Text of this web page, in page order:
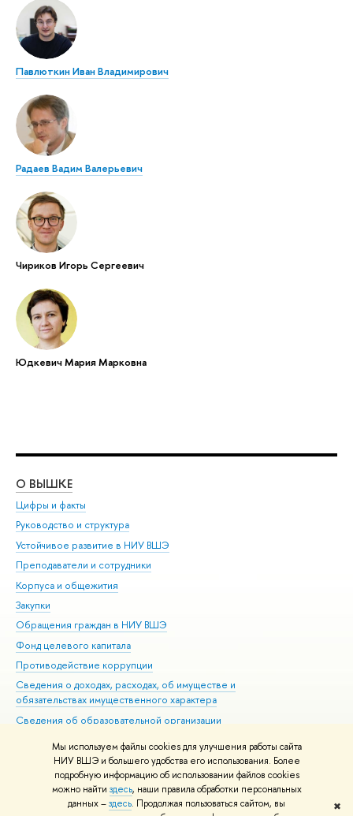
Мы используем файлы cookies для улучшения работы сайта
НИУ ВШЭ и большего удобства его использования. Более
подробную информацию об использовании файлов cookies
можно найти здесь, наши правила обработки персональных
данных –здесь. Продолжая пользоваться сайтом, вы
✖
Павлюткин Иван Владимирович
Радаев Вадим Валерьевич
Чириков Игорь Сергеевич
Юдкевич Мария Марковна
О ВЫШКЕ
Цифры и факты
Руководство и структура
Устойчивое развитие в НИУ ВШЭ
Преподаватели и сотрудники
Корпуса и общежития
Закупки
Обращения граждан в НИУ ВШЭ
Фонд целевого капитала
Противодействие коррупции
Сведения о доходах, расходах, об имуществе и
обязательствах имущественного характера
Сведения об образовательной организации
Людям с ограниченными возможностями здоровья
Единая платежная страница
Работа в Вышке